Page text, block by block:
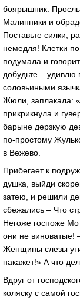
боярышник.
Малинники и
Поставьте силки,
немедля! Клетки
подумала и
добудьте –
соловьиными
Жюли, заплакала:
прикрикнула и
барыне дерзкую
по-простому
в Вежево.
Прибегает к
душка, выйди
затею, и решили
сбежались – Что
Негоже госпоже
они не виноватые!
Женщины слезы
накажет!» А что
Вдруг от
коляску с самой